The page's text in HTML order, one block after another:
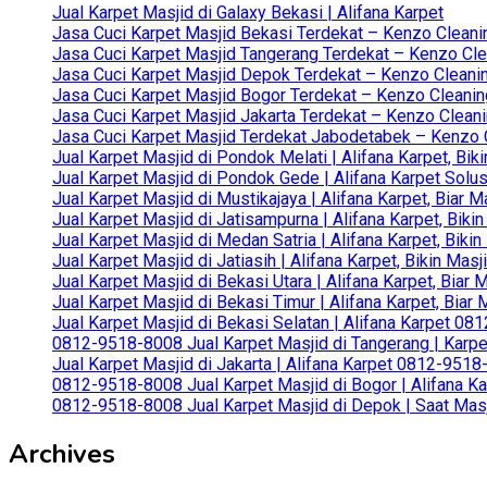
Jual Karpet Masjid di Galaxy Bekasi | Alifana Karpet
Jasa Cuci Karpet Masjid Bekasi Terdekat – Kenzo
Jasa Cuci Karpet Masjid Tangerang Terdekat – Kenzo
Jasa Cuci Karpet Masjid Depok Terdekat – Kenzo
Jasa Cuci Karpet Masjid Bogor Terdekat – Kenzo
Jasa Cuci Karpet Masjid Jakarta Terdekat – Kenzo
Jasa Cuci Karpet Masjid Terdekat Jabodetabek –
Jual Karpet Masjid di Pondok Melati | Alifana Karpet,
Jual Karpet Masjid di Pondok Gede | Alifana Karpet
Jual Karpet Masjid di Mustikajaya | Alifana Karpet, Biar
Jual Karpet Masjid di Jatisampurna | Alifana Karpet,
Jual Karpet Masjid di Medan Satria | Alifana Karpet,
Jual Karpet Masjid di Jatiasih | Alifana Karpet, Bikin
Jual Karpet Masjid di Bekasi Utara | Alifana Karpet, Biar
Jual Karpet Masjid di Bekasi Timur | Alifana Karpet, Biar
Jual Karpet Masjid di Bekasi Selatan | Alifana Karpet
0812-9518-8008 Jual Karpet Masjid di Tangerang |
Jual Karpet Masjid di Jakarta | Alifana Karpet 0812-
0812-9518-8008 Jual Karpet Masjid di Bogor | Alifana
0812-9518-8008 Jual Karpet Masjid di Depok | Saat
Archives